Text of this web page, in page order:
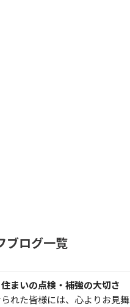
ブログ一覧
まいの点検・補強の大切さ
れた皆様には、心よりお見舞